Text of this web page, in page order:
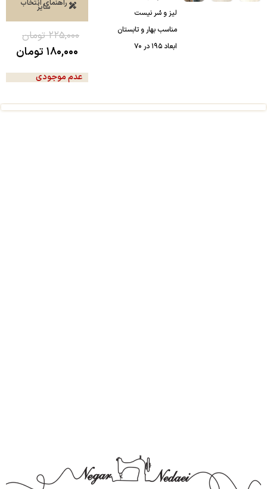
لیز و سُر نیست
مناسب بهار و تابستان
ابعاد ۱۹۵ در ۷۰
راهنمای انتخاب
سایز
۲۲۵,۰۰۰ تومان
۱۸۰,۰۰۰ تومان
عدم موجودی